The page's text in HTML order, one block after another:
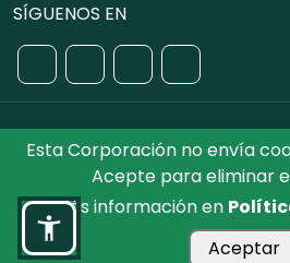
Esta Corporación no envía
Acepte para eliminar
Más información en
Aceptar
SÍGUENOS EN
©2026 Diputación de
Derechos. Diseñado por